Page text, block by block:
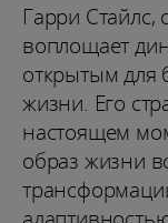
Гарри
воплощает
открытым для
жизни. Его
настоящем
образ жизни